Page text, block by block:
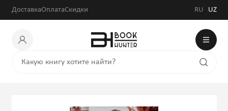
ДоставкаОплатаСкидки RU UZ